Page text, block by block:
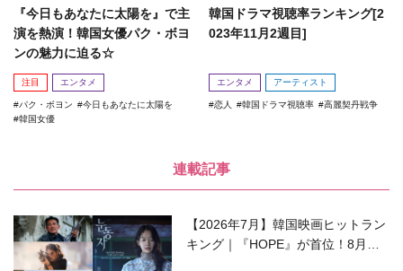
『今日もあなたに太陽を』で主
演を熱演！韓国女優パク・ボヨ
ンの魅力に迫る☆
注目 エンタメ
パク・ボヨン
今日もあなたに太陽を
韓国女優
韓国ドラマ視聴率ランキング[2
023年11月2週目]
エンタメ アーティスト
恋人 韓国ドラマ視聴率 高麗契丹戦争
連載記事
【2026年7月】韓国映画ヒットラン
キング｜『HOPE』が首位！8月公